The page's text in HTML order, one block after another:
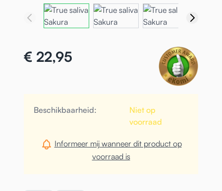
€ 22,95
Beschikbaarheid:
Niet op
voorraad
Informeer mij wanneer dit product op
voorraad is